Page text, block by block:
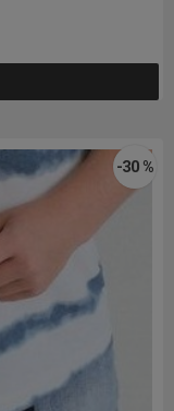
-30 %